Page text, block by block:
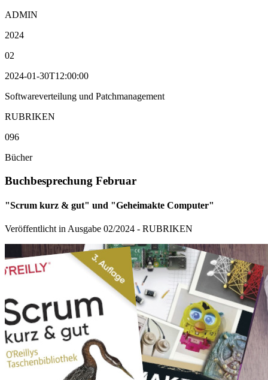
ADMIN
2024
02
2024-01-30T12:00:00
Softwareverteilung und Patchmanagement
RUBRIKEN
096
Bücher
Buchbesprechung Februar
"Scrum kurz & gut" und "Geheimakte Computer"
Veröffentlicht in Ausgabe 02/2024 - RUBRIKEN